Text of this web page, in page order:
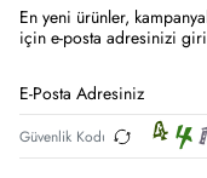
En yeni ürünler,
için e-posta adresinizi